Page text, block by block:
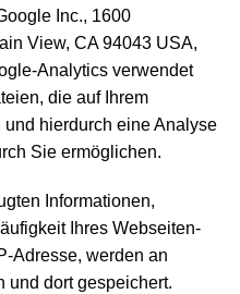
Inc., 1600
View, CA 94043 USA,
Analytics verwendet
die auf Ihrem
hierdurch eine Analyse
Sie ermöglichen.
Informationen,
Ihres Webseiten-
Adresse, werden an
und dort gespeichert.